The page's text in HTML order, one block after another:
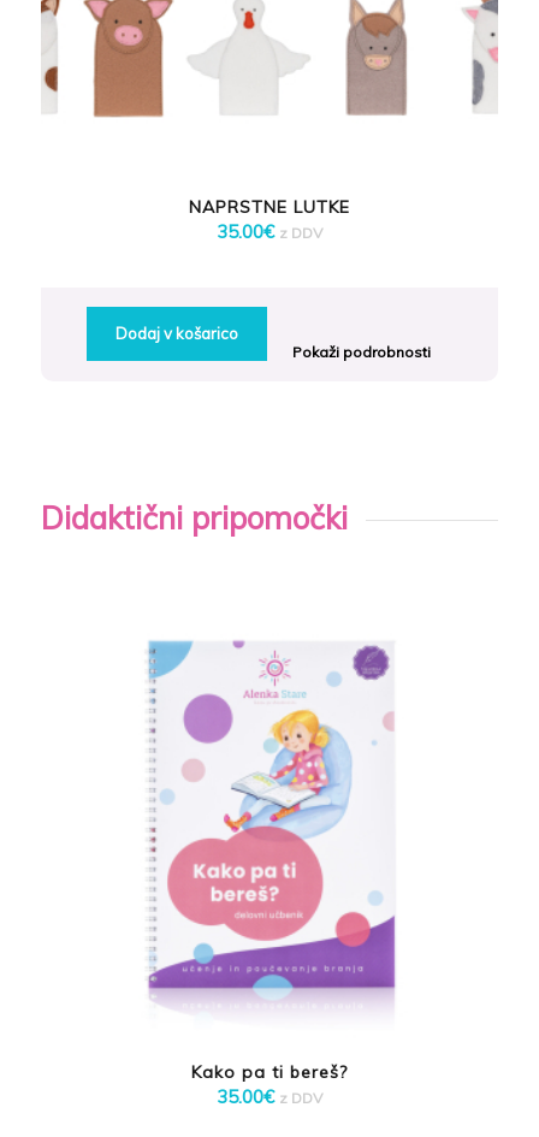
NAPRSTNE LUTKE
35.00€ z DDV
Dodaj v košarico
Pokaži podrobnosti
Didaktični pripomočki
Kako pa ti bereš?
35.00€ z DDV